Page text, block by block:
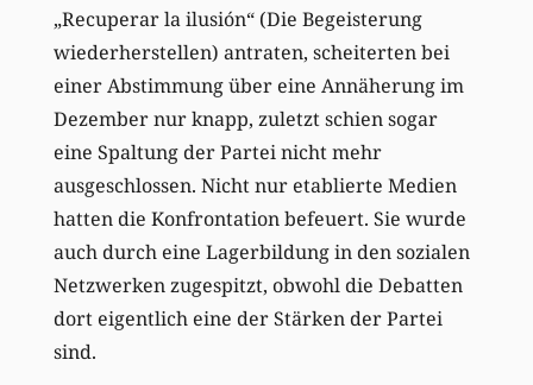
„Recuperar la ilusión“ (Die Begeisterung
wiederherstellen) antraten, scheiterten bei
einer Abstimmung über eine Annäherung im
Dezember nur knapp, zuletzt schien sogar
eine Spaltung der Partei nicht mehr
ausgeschlossen. Nicht nur etablierte Medien
hatten die Konfrontation befeuert. Sie wurde
auch durch eine Lagerbildung in den sozialen
Netzwerken zugespitzt, obwohl die Debatten
dort eigentlich eine der Stärken der Partei
sind.